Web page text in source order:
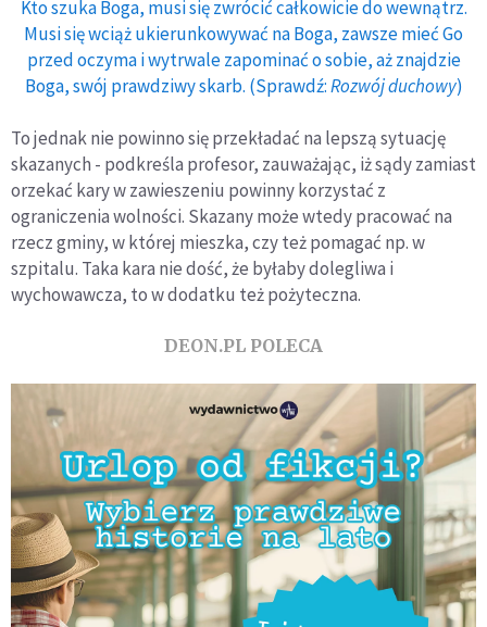
Kto szuka Boga, musi się zwrócić całkowicie do wewnątrz.
Musi się wciąż ukierunkowywać na Boga, zawsze mieć Go
przed oczyma i wytrwale zapominać o sobie, aż znajdzie
Boga, swój prawdziwy skarb. (Sprawdź:Rozwój duchowy)
To jednak nie powinno się przekładać na lepszą sytuację
skazanych - podkreśla profesor, zauważając, iż sądy zamiast
orzekać kary w zawieszeniu powinny korzystać z
ograniczenia wolności. Skazany może wtedy pracować na
rzecz gminy, w której mieszka, czy też pomagać np. w
szpitalu. Taka kara nie dość, że byłaby dolegliwa i
wychowawcza, to w dodatku też pożyteczna.
DEON.PL POLECA